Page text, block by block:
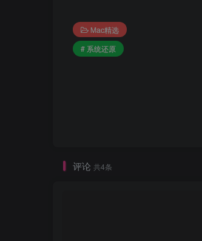
Mac精选
# 系统还原
评论 共4条